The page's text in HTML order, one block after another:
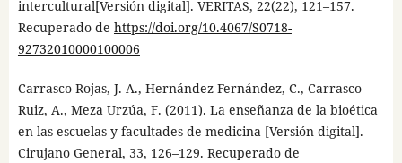
intercultural[Versión digital]. VERITAS, 22(22), 121–157.
Recuperado de https://doi.org/10.4067/S0718-
92732010000100006
Carrasco Rojas, J. A., Hernández Fernández, C., Carrasco
Ruiz, A., Meza Urzúa, F. (2011). La enseñanza de la bioética
en las escuelas y facultades de medicina [Versión digital].
Cirujano General, 33, 126–129. Recuperado de